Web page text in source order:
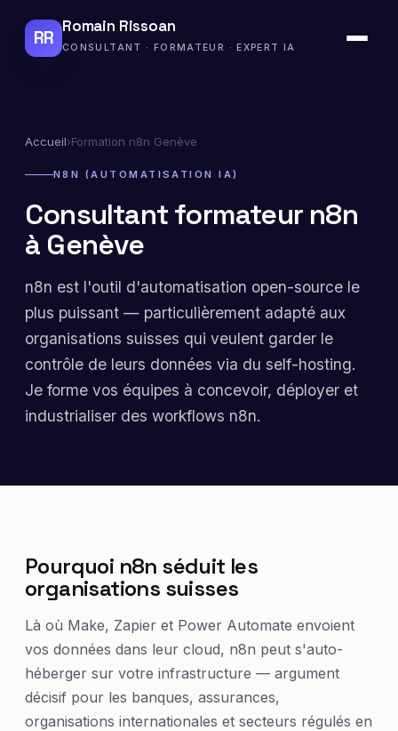
RR
Romain Rissoan
CONSULTANT · FORMATEUR · EXPERT IA
Accueil›Formation n8n Genève
N8N (AUTOMATISATION IA)
Consultant formateur n8n
à Genève
n8n est l'outil d'automatisation open-source le
plus puissant — particulièrement adapté aux
organisations suisses qui veulent garder le
contrôle de leurs données via du self-hosting.
Je forme vos équipes à concevoir, déployer et
industrialiser des workflows n8n.
Pourquoi n8n séduit les
organisations suisses
Là où Make, Zapier et Power Automate envoient
vos données dans leur cloud, n8n peut s'auto-
héberger sur votre infrastructure — argument
décisif pour les banques, assurances,
organisations internationales et secteurs régulés en